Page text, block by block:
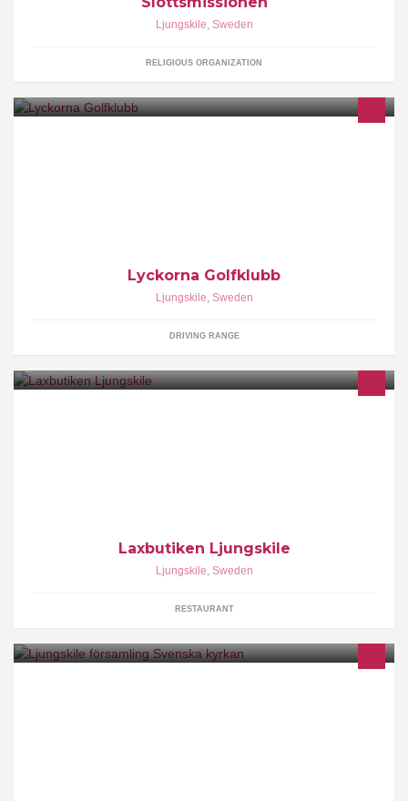
Ljungskile, Sweden
RELIGIOUS ORGANIZATION
Lyckorna Golfklubb
Ljungskile, Sweden
DRIVING RANGE
Laxbutiken Ljungskile
Ljungskile, Sweden
RESTAURANT